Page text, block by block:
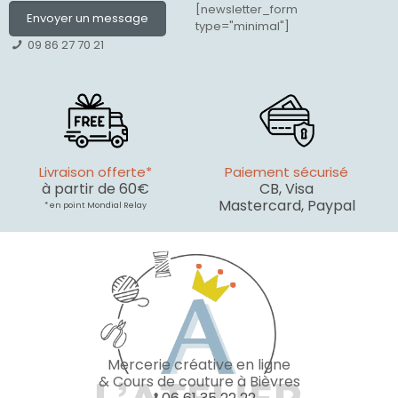
Envoyer un message
09 86 27 70 21
[newsletter_form
type="minimal"]
Livraison offerte*
à partir de 60€
* en point Mondial Relay
Paiement sécurisé
CB, Visa
Mastercard, Paypal
Mercerie créative en ligne
& Cours de couture à Bièvres